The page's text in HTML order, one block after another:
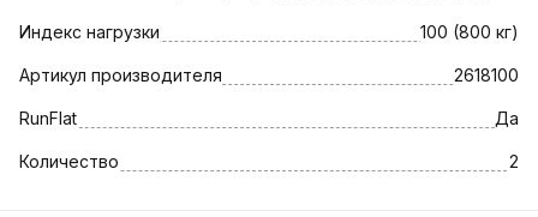
Индекс нагрузки 100 (800 кг)
Артикул производителя 2618100
RunFlat Да
Количество 2